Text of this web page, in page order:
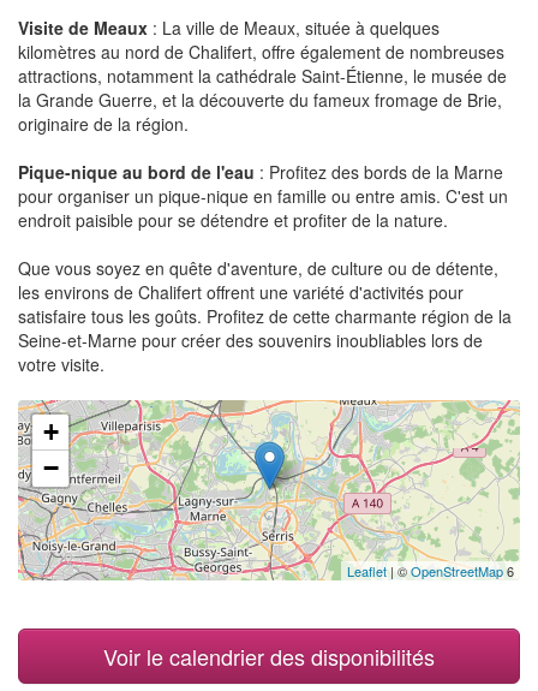
Visite de Meaux : La ville de Meaux, située à quelques
kilomètres au nord de Chalifert, offre également de nombreuses
attractions, notamment la cathédrale Saint-Étienne, le musée de
la Grande Guerre, et la découverte du fameux fromage de Brie,
originaire de la région.
Pique-nique au bord de l'eau : Profitez des bords de la Marne
pour organiser un pique-nique en famille ou entre amis. C'est un
endroit paisible pour se détendre et profiter de la nature.
Que vous soyez en quête d'aventure, de culture ou de détente,
les environs de Chalifert offrent une variété d'activités pour
satisfaire tous les goûts. Profitez de cette charmante région de la
Seine-et-Marne pour créer des souvenirs inoubliables lors de
votre visite.
+
−
Leaflet | ©OpenStreetMap6
Voir le calendrier des disponibilités